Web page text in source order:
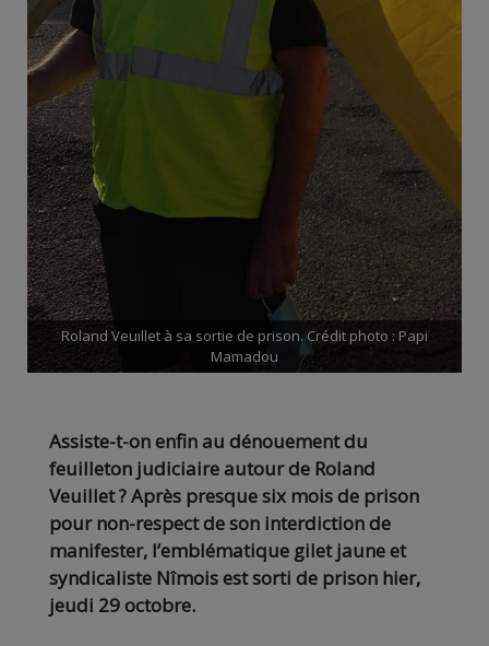
Roland Veuillet à sa sortie de prison. Crédit photo : Papi
Mamadou
Assiste-t-on enfin au dénouement du
feuilleton judiciaire autour de Roland
Veuillet ?Après presque six mois de prison
pour non-respect de son interdiction de
manifester, l’emblématique gilet jaune et
syndicaliste Nîmois est sorti de prison hier,
jeudi 29 octobre.